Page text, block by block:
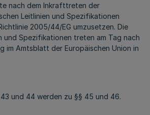
nach dem Inkrafttreten der
Leitlinien und Spezifikationen
2005/44/EG umzusetzen. Die
und Spezifikationen treten am Tag nach
im Amtsblatt der Europäischen Union in
und 44 werden zu §§ 45 und 46.